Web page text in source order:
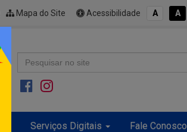
Mapa do Site Acessibilidade A A
Serviços Digitais Fale Conosco